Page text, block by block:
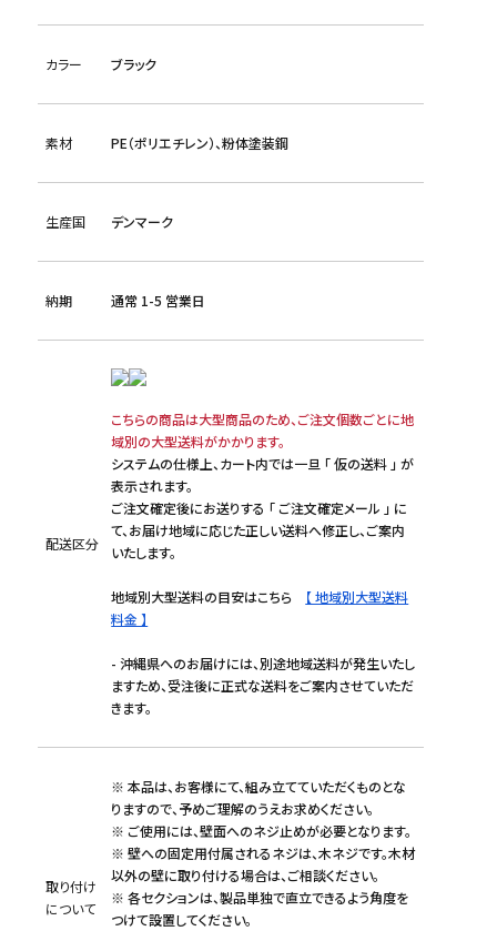
カラー ブラック
素材 PE（ポリエチレン）、粉体塗装鋼
生産国 デンマーク
納期 通常 1-5 営業日
配送区分
こちらの商品は大型商品のため、ご注文個数ごとに地
域別の大型送料がかかります。
システムの仕様上、カート内では一旦 「 仮の送料 」 が
表示されます。
ご注文確定後にお送りする 「 ご注文確定メール 」 に
て、お届け地域に応じた正しい送料へ修正し、ご案内
いたします。
地域別大型送料の目安はこちら
【 地域別大型送料
料金 】
- 沖縄県へのお届けには、別途地域送料が発生いたし
ますため、受注後に正式な送料をご案内させていただ
きます。
取り付け
について
※ 本品は、お客様にて、組み立てていただくものとな
りますので、予めご理解のうえお求めください。
※ ご使用には、壁面へのネジ止めが必要となります。
※ 壁への固定用付属されるネジは、木ネジです。木材
以外の壁に取り付ける場合は、ご相談ください。
※ 各セクションは、製品単独で直立できるよう角度を
つけて設置してください。